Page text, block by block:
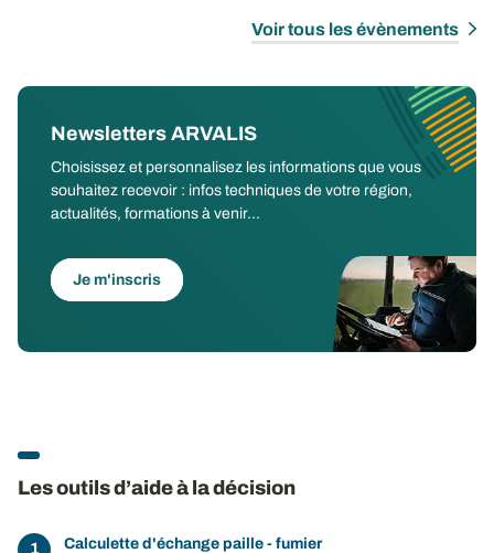
Voir tous les évènements
Newsletters ARVALIS
Choisissez et personnalisez les informations que vous
souhaitez recevoir : infos techniques de votre région,
actualités, formations à venir...
Je m'inscris
Les outils d’aide à la décision
Calculette d'échange paille - fumier